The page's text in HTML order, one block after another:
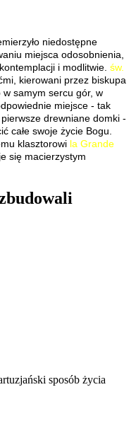
niedostępne
miejsca odosobnienia,
i modlitwie. św.
kierowani przez biskupa
samym sercu gór, w
miejsce - tak
drewniane domki -
całe swoje życie Bogu.
klasztorowi la Grande
się macierzystym
sposób życia